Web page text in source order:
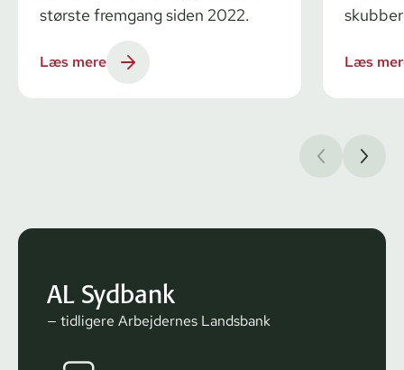
største fremgang siden 2022.
Læs mere Læs
AL Sydbank
— tidligere Arbejdernes Landsbank